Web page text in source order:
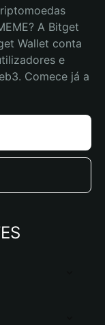
A Bitget
Wallet conta
e
Comece já a